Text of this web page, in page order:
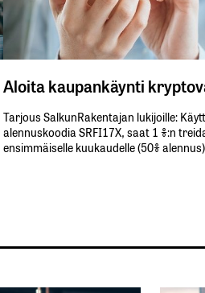
Aloita kaupankäynti
Tarjous SalkunRakentajan lukijoille:
alennuskoodia​ ​SRFI17X,​ ​saat​ ​1 %:n
ensimmäiselle​ ​kuukaudelle​ ​(50%​